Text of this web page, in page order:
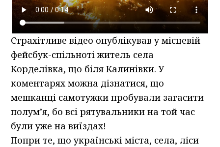
Страхітливе відео опублікував у місцевій
фейсбук-спільноті житель села
Корделівка, що біля Калинівки. У
коментарях можна дізнатися, що
мешканці самотужки пробували загасити
полум’я, бо всі рятувальники на той час
були уже на виїздах!
Попри те, що українські міста, села, ліси